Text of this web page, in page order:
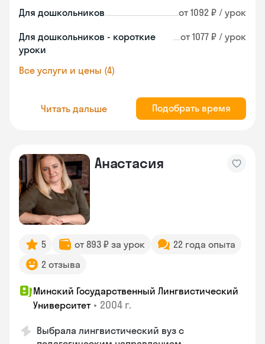
Для дошкольников от 1092 ₽ / урок
Для дошкольников - короткие
уроки
от 1077 ₽ / урок
Все услуги и цены (4)
Читать дальше Подобрать время
Анастасия
5 от 893 ₽ за урок
22 года опыта
2 отзыва
Минский Государственный Лингвистический
Университет • 2004 г.
Выбрала лингвистический вуз с